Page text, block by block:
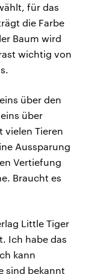
für das
die Farbe
Baum wird
wichtig von
über den
über
vielen Tieren
Aussparung
Vertiefung
Braucht es
Little Tiger
Ich habe das
kann
sind bekannt